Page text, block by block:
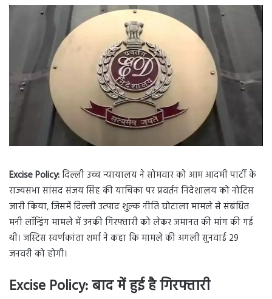
Excise Policy:दिल्ली उच्च न्यायालय ने सोमवार को आम आदमी पार्टी के
राज्यसभा सांसद संजय सिंह की याचिका पर प्रवर्तन निदेशालय को नोटिस
जारी किया, जिसमें दिल्ली उत्पाद शुल्क नीति घोटाला मामले से संबंधित
मनी लॉन्ड्रिंग मामले में उनकी गिरफ्तारी को लेकर जमानत की मांग की गई
थी। जस्टिस स्वर्णकांता शर्मा ने कहा कि मामले की अगली सुनवाई 29
जनवरी को होगी।
Excise Policy:बाद में हुई है गिरफ्तारी